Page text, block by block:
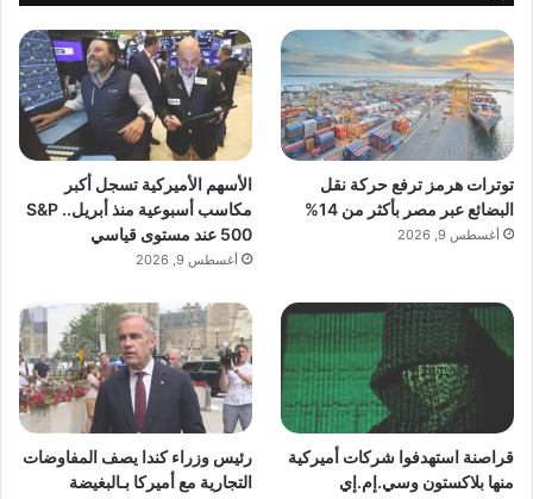
توترات هرمز ترفع حركة نقل
البضائع عبر مصر بأكثر من 14%
أغسطس 9, 2026
الأسهم الأميركية تسجل أكبر
مكاسب أسبوعية منذ أبريل.. S&P
500 عند مستوى قياسي
أغسطس 9, 2026
قراصنة استهدفوا شركات أميركية
منها بلاكستون وسي.إم.إي
رئيس وزراء كندا يصف المفاوضات
التجارية مع أميركا بـالبغيضة